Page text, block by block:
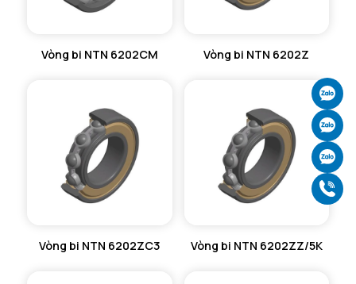
Vòng bi NTN 6202CM Vòng bi NTN 6202Z
Vòng bi NTN 6202ZC3 Vòng bi NTN 6202ZZ/5K